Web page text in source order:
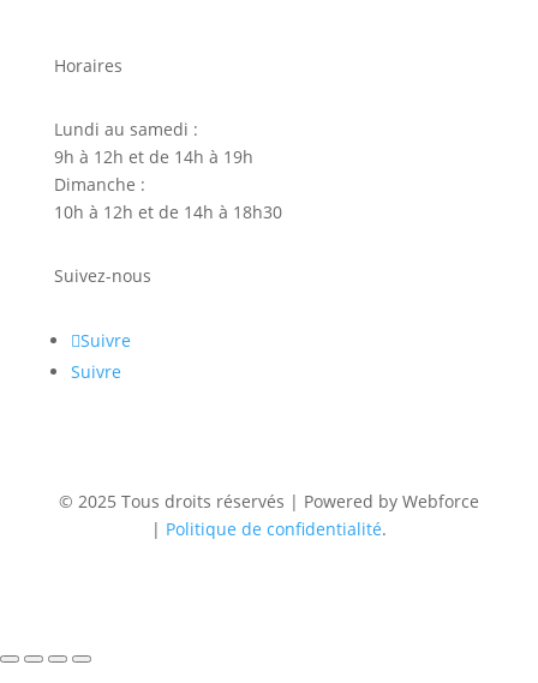
Horaires
Lundi au samedi :
9h à 12h et de 14h à 19h
Dimanche :
10h à 12h et de 14h à 18h30
Suivez-nous
Suivre
Suivre
© 2025 Tous droits réservés | Powered by Webforce
| Politique de confidentialité.